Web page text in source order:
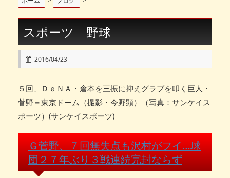
スポーツ 野球
2016/04/23
５回、ＤｅＮＡ・倉本を三振に抑えグラブを叩く巨人・
菅野＝東京ドーム（撮影・今野顕）（写真：サンケイス
ポーツ）(サンケイスポーツ)
Ｇ菅野、７回無失点も沢村がフイ…球
団２７年ぶり３戦連続完封ならず